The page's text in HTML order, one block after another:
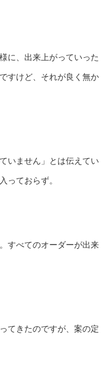
に、出来上がっていった
すけど、それが良く無か
いません」とは伝えてい
っておらず。
すべてのオーダーが出来
てきたのですが、案の定